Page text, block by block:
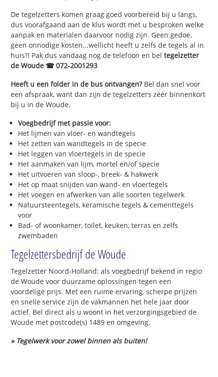
De tegelzetters komen graag goed voorbereid bij u langs,
dus voorafgaand aan de klus wordt met u besproken welke
aanpak en materialen daarvoor nodig zijn. Geen gedoe,
geen onnodige kosten...wellicht heeft u zelfs de tegels al in
huis?! Pak dus vandaag nog de telefoon en beltegelzetter
de Woude ☎ 072-2001293
Heeft u een folder in de bus ontvangen?Bel dan snel voor
een afspraak, want dan zijn de tegelzetters zéér binnenkort
bij u in de Woude.
Voegbedrijf met passie voor:
Het lijmen van vloer- en wandtegels
Het zetten van wandtegels in de specie
Het leggen van vloertegels in de specie
Het aanmaken van lijm, mortel en/of specie
Het uitvoeren van sloop-, breek- & hakwerk
Het op maat snijden van wand- en vloertegels
Het voegen en afwerken van alle soorten tegelwerk
Natuursteentegels, keramische tegels & cementtegels
voor
Bad- of woonkamer, toilet, keuken, terras en zelfs
zwembaden
Tegelzettersbedrijf de Woude
Tegelzetter Noord-Holland: als voegbedrijf bekend in regio
de Woude voor duurzame oplossingen tegen een
voordelige prijs. Met een ruime ervaring, scherpe prijzen
en snelle service zijn de vakmannen het hele jaar door
actief. Bel direct als u woont in het verzorgingsgebied de
Woude met postcode(s) 1489 en omgeving.
» Tegelwerk voor zowel binnen als buiten!